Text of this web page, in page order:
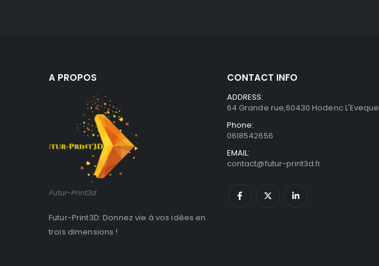
A PROPOS
Futur-Print3d
Futur-Print3D: Donnez vie à vos idées en
trois dimensions !
CONTACT INFO
ADDRESS:
64 Grande rue,60430 Hodenc L'Eveque
Phone:
0618542656
EMAIL:
contact@futur-print3d.fr